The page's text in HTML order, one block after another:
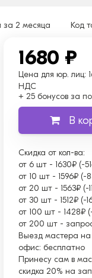
за 2 месяца Код
1680 ₽
Цена для юр. лиц:
НДС
+ 25 бонусов за
В
Скидка от кол-ва:
от 6 шт - 1630₽ (-
от 10 шт - 1596₽ (-
от 20 шт - 1563₽ (-
от 30 шт - 1512₽ (-
от 100 шт - 1428₽
от 200 шт -
Выезд мастера
офис: бесплатно
Принесу сам в
скидка 20% на